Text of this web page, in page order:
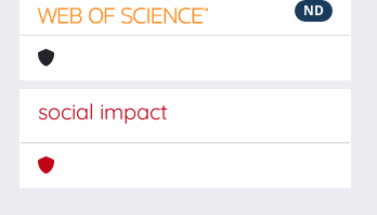
ND
social impact